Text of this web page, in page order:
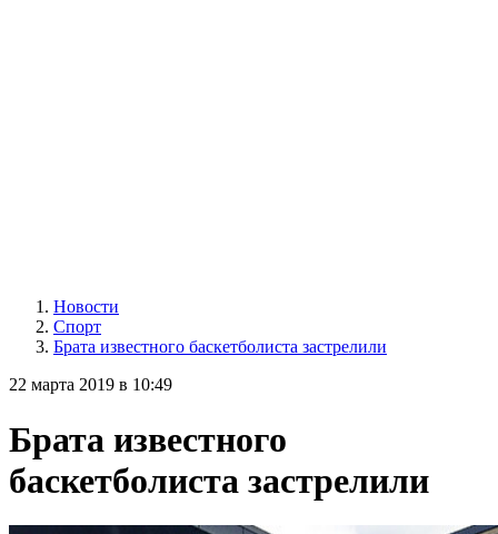
Новости
Спорт
Брата известного баскетболиста застрелили
22 марта 2019 в 10:49
Брата известного
баскетболиста застрелили